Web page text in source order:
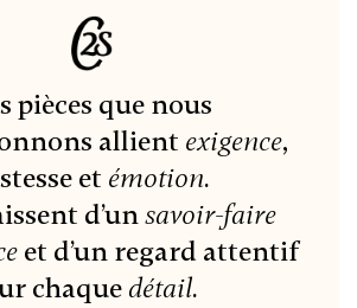
pièces que nous
allient exigence,
et émotion.
d’unsavoir-faire
et d’un regard attentif
chaque détail.